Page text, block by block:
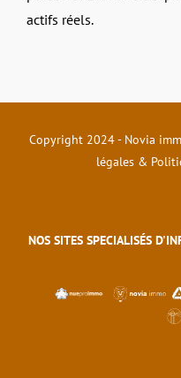
actifs réels.
Copyright 2024 - Novia
légales &
NOS SITES SPECIALISÉS